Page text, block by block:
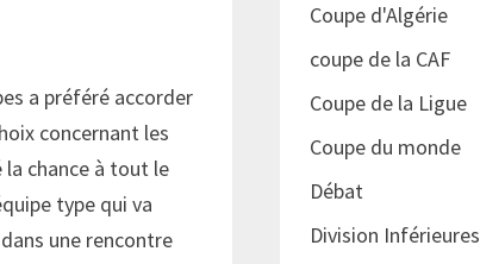
a préféré accorder
concernant les
la chance à tout le
type qui va
une rencontre
Coupe d'Algérie
coupe de la CAF
Coupe de la Ligue
Coupe du monde
Débat
Division Inférieures